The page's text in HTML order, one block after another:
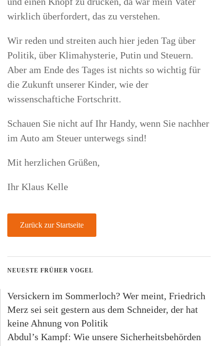
wirklich überfordert, das zu verstehen.
Wir reden und streiten auch hier jeden Tag über
Politik, über Klimahysterie, Putin und Steuern.
Aber am Ende des Tages ist nichts so wichtig für
die Zukunft unserer Kinder, wie der
wissenschaftiche Fortschritt.
Schauen Sie nicht auf Ihr Handy, wenn Sie nachher
im Auto am Steuer unterwegs sind!
Mit herzlichen Grüßen,
Ihr Klaus Kelle
Zurück zur Startseite
NEUESTE FRÜHER VOGEL
Versickern im Sommerloch? Wer meint, Friedrich
Merz sei seit gestern aus dem Schneider, der hat
keine Ahnung von Politik
Abdul’s Kampf: Wie unsere Sicherheitsbehörden